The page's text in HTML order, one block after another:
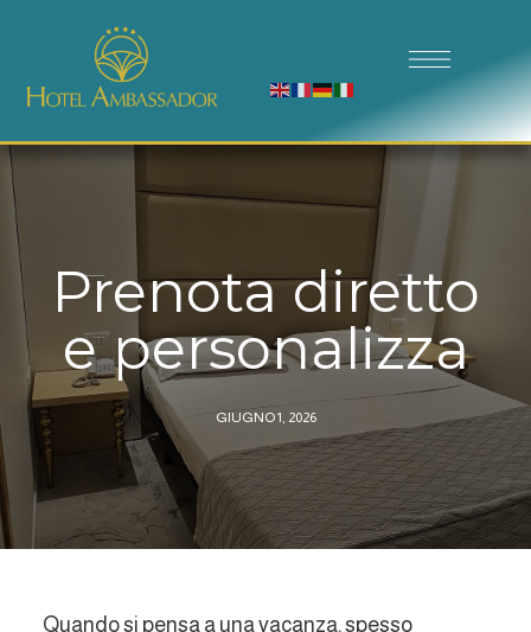
Prenota diretto
e personalizza
GIUGNO 1, 2026
Quando si pensa a una vacanza, spesso